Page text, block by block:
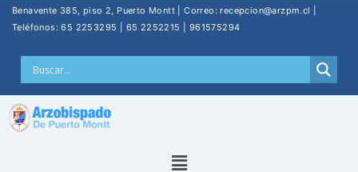
Benavente 385, piso 2, Puerto Montt | Correo: recepcion@arzpm.cl |
Teléfonos: 65 2253295 | 65 2252215 | 961575294